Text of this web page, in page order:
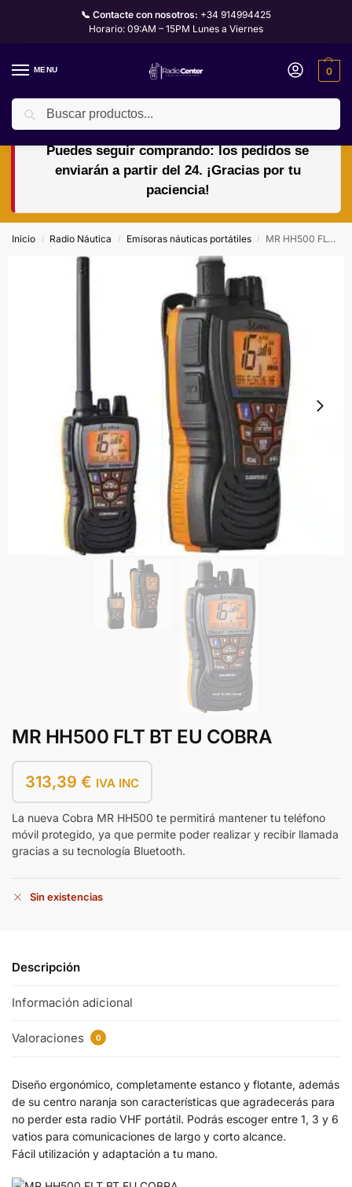
📞 Contacte con nosotros: +34 914994425
Horario: 09:AM – 15PM Lunes a Viernes
MENU 0
🏖️🌴VACACIONES del 10 al 24 de agosto.
Puedes seguir comprando: los pedidos se
enviarán a partir del 24. ¡Gracias por tu
paciencia!
Inicio / Radio Náutica / Emisoras náuticas portátiles / MR HH500 FLT BT EU COBRA
MR HH500 FLT BT EU COBRA
313,39 € IVA INC
La nueva Cobra MR HH500 te permitirá mantener tu teléfono
móvil protegido, ya que permite poder realizar y recibir llamada
gracias a su tecnología Bluetooth.
Sin existencias
Descripción
Información adicional
Valoraciones 0
Diseño ergonómico, completamente estanco y flotante, además
de su centro naranja son características que agradecerás para
no perder esta radio VHF portátil. Podrás escoger entre 1, 3 y 6
vatios para comunicaciones de largo y corto alcance.
Fácil utilización y adaptación a tu mano.